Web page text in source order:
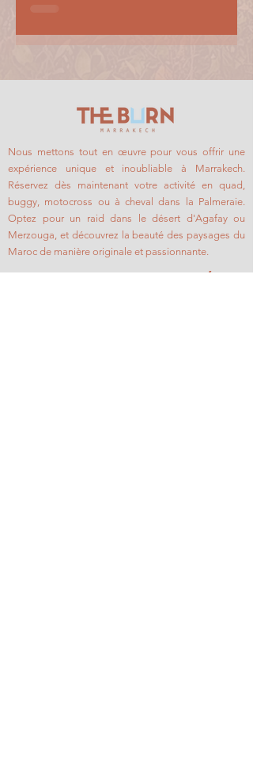
Nous mettons tout en œuvre pour vous offrir une
expérience unique et inoubliable à Marrakech.
Réservez dès maintenant votre activité en quad,
buggy, motocross ou à cheval dans la Palmeraie.
Optez pour un raid dans le désert d'Agafay ou
Merzouga, et découvrez la beauté des paysages du
Maroc de manière originale et passionnante.
COMMENCEZ ACTIVITÉS